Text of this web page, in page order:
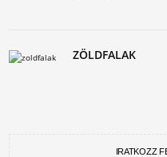
ZÖLDFALAK
IRATKOZZ